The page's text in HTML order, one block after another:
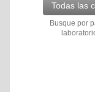
Todas las
Busque por